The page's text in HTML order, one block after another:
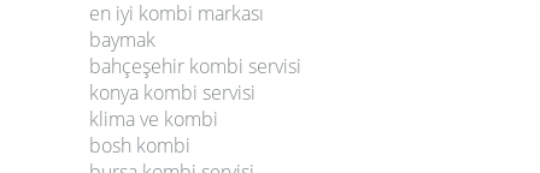
en iyi kombi markası
baymak
bahçeşehir kombi servisi
konya kombi servisi
klima ve kombi
bosh kombi